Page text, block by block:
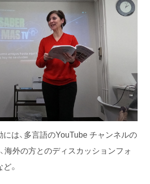
は、多言語のYouTube チャンネルの
海外の方とのディスカッションフォ
。